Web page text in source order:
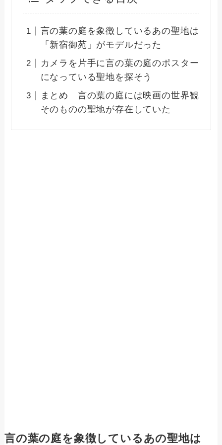
言の葉の庭を象徴しているあの聖地は
「新宿御苑」がモデルだった
カメラを片手に言の葉の庭のポスター
になっている聖地を探そう
まとめ 言の葉の庭には映画の世界観
そのものの聖地が存在していた
言の葉の庭を象徴しているあの聖地は